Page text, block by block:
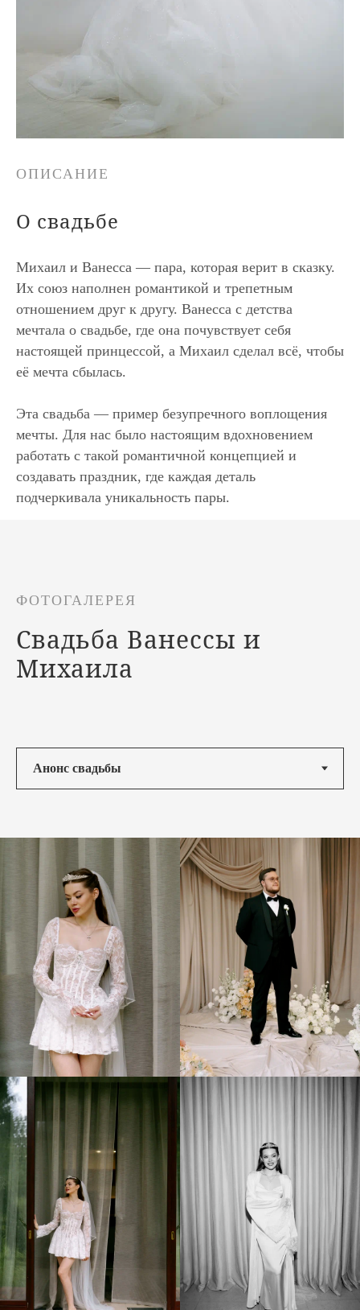
ОПИСАНИЕ
О свадьбе
Михаил и Ванесса — пара, которая верит в сказку.
Их союз наполнен романтикой и трепетным
отношением друг к другу. Ванесса с детства
мечтала о свадьбе, где она почувствует себя
настоящей принцессой, а Михаил сделал всё, чтобы
её мечта сбылась.
Эта свадьба — пример безупречного воплощения
мечты. Для нас было настоящим вдохновением
работать с такой романтичной концепцией и
создавать праздник, где каждая деталь
подчеркивала уникальность пары.
ФОТОГАЛЕРЕЯ
Свадьба Ванессы и
Михаила